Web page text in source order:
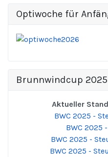
Optiwoche für
Brunnwindcup 2025
Aktueller
BWC 2025 -
BWC 2025
BWC 2025 -
BWC 2025 -